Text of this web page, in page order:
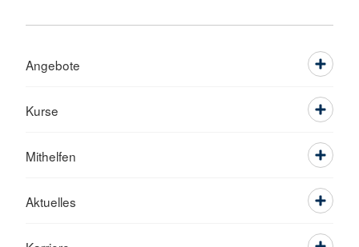
Angebote
Kurse
Mithelfen
Aktuelles